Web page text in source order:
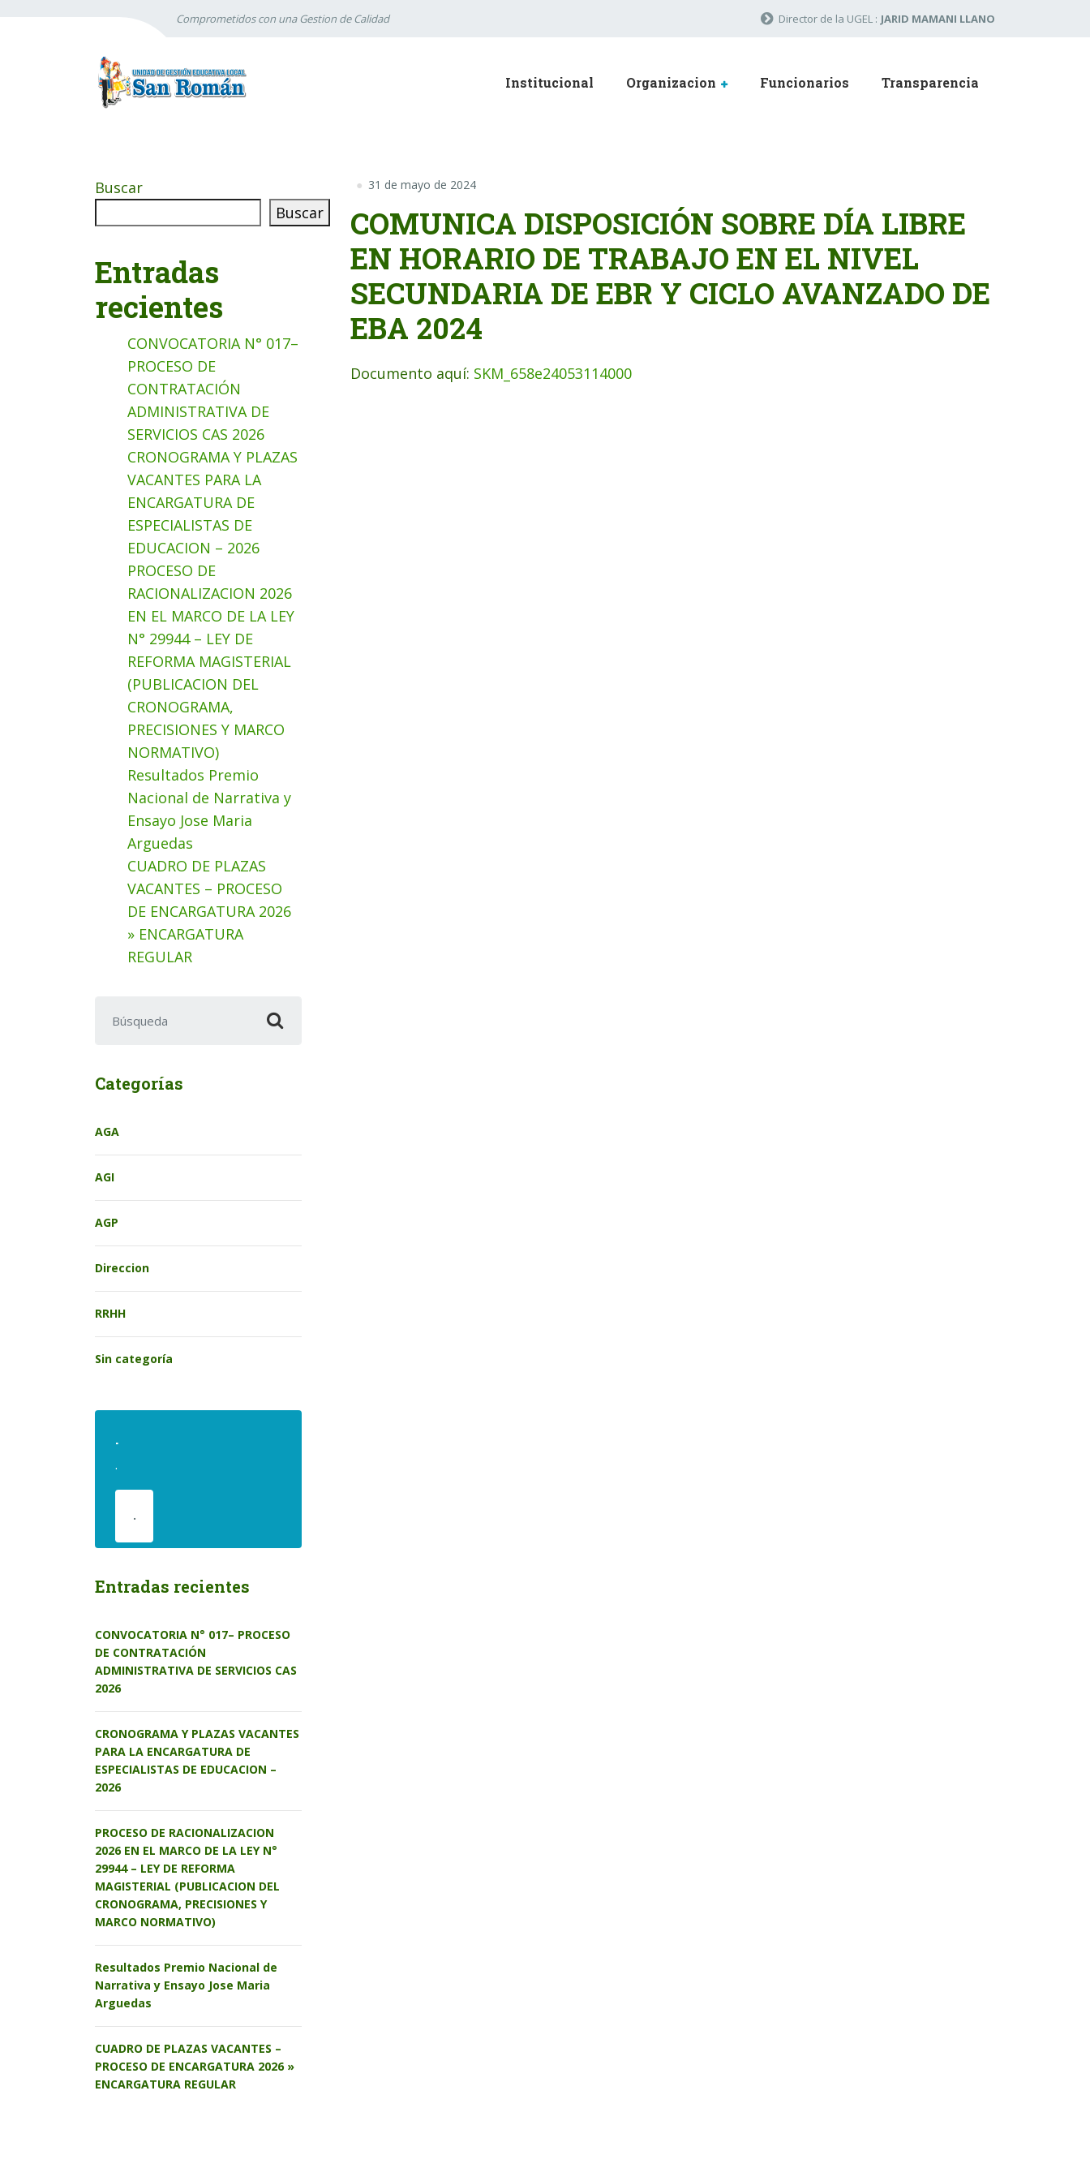
Comprometidos con una Gestion de Calidad Director de la UGEL : JARID MAMANI LLANO
Institucional Organizacion Funcionarios Transparencia
31 de mayo de 2024
COMUNICA DISPOSICIÓN SOBRE DÍA LIBRE
EN HORARIO DE TRABAJO EN EL NIVEL
SECUNDARIA DE EBR Y CICLO AVANZADO DE
EBA 2024
Documento aquí: SKM_658e24053114000
Buscar
Buscar
Entradas
recientes
CONVOCATORIA N° 017–
PROCESO DE
CONTRATACIÓN
ADMINISTRATIVA DE
SERVICIOS CAS 2026
CRONOGRAMA Y PLAZAS
VACANTES PARA LA
ENCARGATURA DE
ESPECIALISTAS DE
EDUCACION – 2026
PROCESO DE
RACIONALIZACION 2026
EN EL MARCO DE LA LEY
N° 29944 – LEY DE
REFORMA MAGISTERIAL
(PUBLICACION DEL
CRONOGRAMA,
PRECISIONES Y MARCO
NORMATIVO)
Resultados Premio
Nacional de Narrativa y
Ensayo Jose Maria
Arguedas
CUADRO DE PLAZAS
VACANTES – PROCESO
DE ENCARGATURA 2026
» ENCARGATURA
REGULAR
Categorías
AGA
AGI
AGP
Direccion
RRHH
Sin categoría
.
.
.
Entradas recientes
CONVOCATORIA N° 017– PROCESO
DE CONTRATACIÓN
ADMINISTRATIVA DE SERVICIOS CAS
2026
CRONOGRAMA Y PLAZAS VACANTES
PARA LA ENCARGATURA DE
ESPECIALISTAS DE EDUCACION –
2026
PROCESO DE RACIONALIZACION
2026 EN EL MARCO DE LA LEY N°
29944 – LEY DE REFORMA
MAGISTERIAL (PUBLICACION DEL
CRONOGRAMA, PRECISIONES Y
MARCO NORMATIVO)
Resultados Premio Nacional de
Narrativa y Ensayo Jose Maria
Arguedas
CUADRO DE PLAZAS VACANTES –
PROCESO DE ENCARGATURA 2026 »
ENCARGATURA REGULAR